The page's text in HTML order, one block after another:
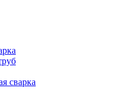
сварка